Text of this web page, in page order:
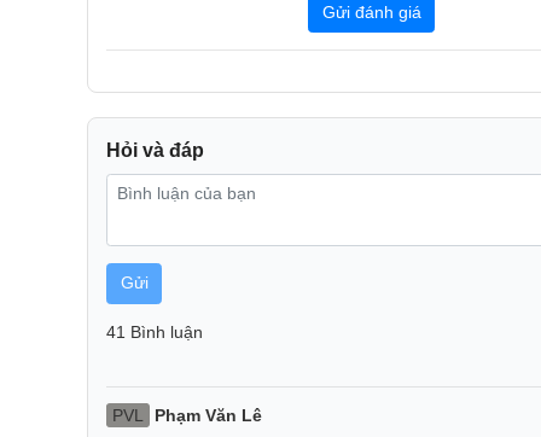
Mặt kính cao cấp siêu bền
Mặt Bếp từ Sunhouse làm bằng kính cao cấp,
Gửi đánh giá
Hỏi và đáp
Gửi
41 Bình luận
PVL Phạm Văn Lê